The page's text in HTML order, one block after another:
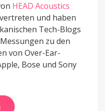
HEAD Acoustics
und haben
Tech-Blogs
zu den
von Over-Ear-
Bose und Sony